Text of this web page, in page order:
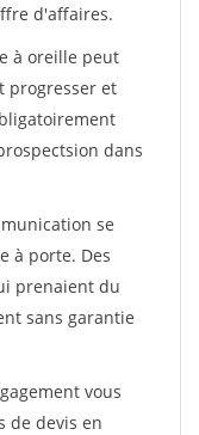
d'affaires.
à oreille peut
progresser et
dans
se
à porte. Des
prenaient du
sans garantie
vous
de devis en